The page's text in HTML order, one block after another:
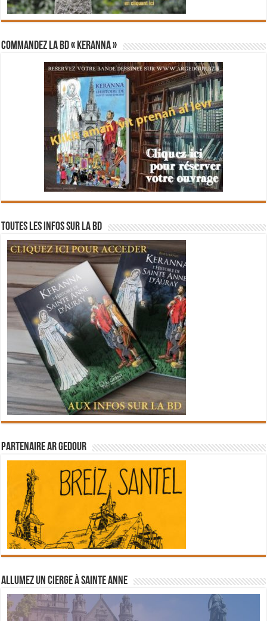
Commandez la BD « Keranna »
Toutes les infos sur la BD
Partenaire Ar Gedour
Allumez un cierge à Sainte Anne